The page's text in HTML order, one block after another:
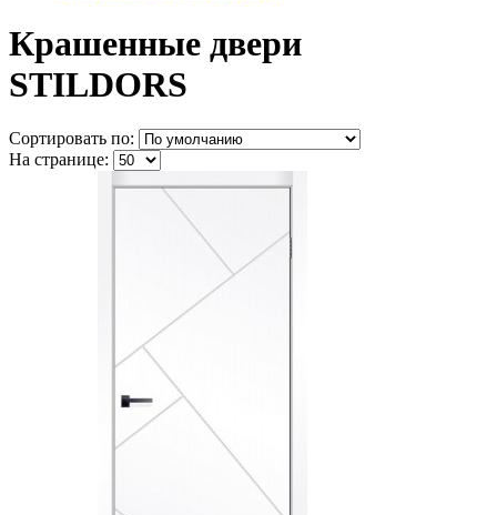
Крашенные двери
STILDORS
Сортировать по:
На странице: